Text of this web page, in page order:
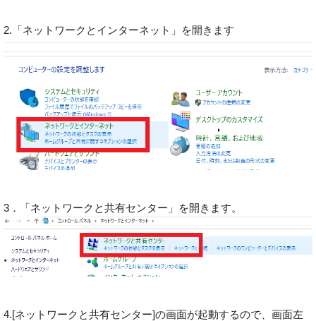
2.「ネットワークとインターネット」を開きます
3．「ネットワークと共有センター」を開きます。
4.[ネットワークと共有センター]の画面が起動するので、画面左